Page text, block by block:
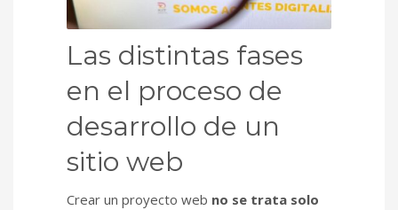
Las distintas fases
en el proceso de
desarrollo de un
sitio web
Crear un proyecto web no se trata solo